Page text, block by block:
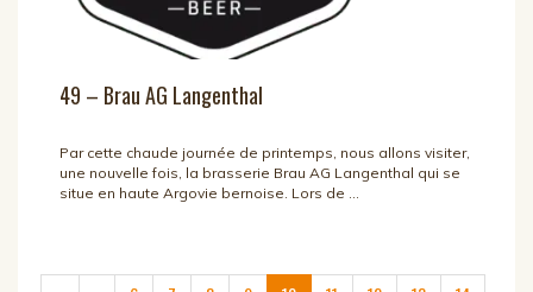
49 – Brau AG Langenthal
Par cette chaude journée de printemps, nous allons visiter,
une nouvelle fois, la brasserie Brau AG Langenthal qui se
situe en haute Argovie bernoise. Lors de ...